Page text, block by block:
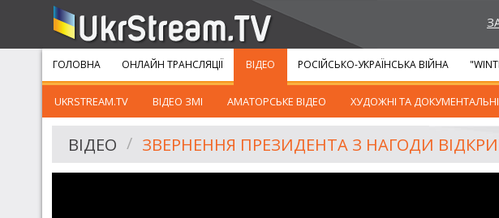
ГОЛОВНА ОНЛАЙН ТРАНСЛЯЦІЇ ВІДЕО
UKRSTREAM.TV ВІДЕО ЗМІ АМАТОРСЬКЕ ВІДЕО ХУДОЖНІ ТА
РОСІЙСЬКО-УКРАЇНСЬКА ВІЙНА
ВІДЕО